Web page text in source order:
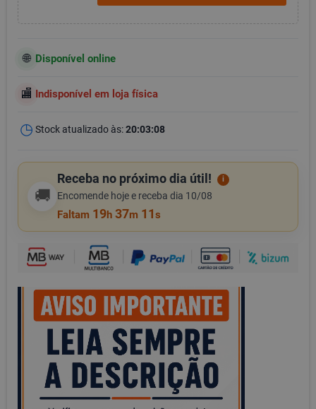
Disponível online
Indisponível em loja física
Stock atualizado às:20:03:08
🚚
Receba no próximo dia útil! i
Encomende hoje e receba dia 10/08
Faltam 19h 37m 11s